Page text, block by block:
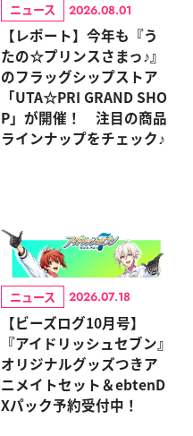
ニュース 2026.08.01
【レポート】今年も『う
たの☆プリンスさまっ♪』
のフラッグシップストア
「UTA☆PRI GRAND SHO
P」が開催！ 注目の商品
ラインナップをチェック♪
ニュース 2026.07.18
【ビーズログ10月号】
『アイドリッシュセブン』
オリジナルグッズつきア
ニメイトセット＆ebtenD
Xパック予約受付中！